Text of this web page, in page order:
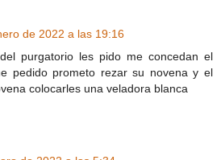
de 2022 a las 19:16
purgatorio les pido me concedan el
pedido prometo rezar su novena y el
colocarles una veladora blanca